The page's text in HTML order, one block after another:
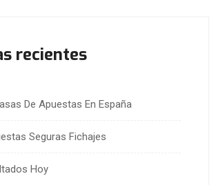
recientes
De Apuestas En España
Seguras Fichajes
Hoy